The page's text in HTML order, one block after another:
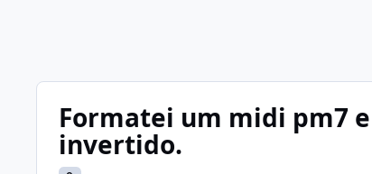
Formatei um midi pm7
invertido.